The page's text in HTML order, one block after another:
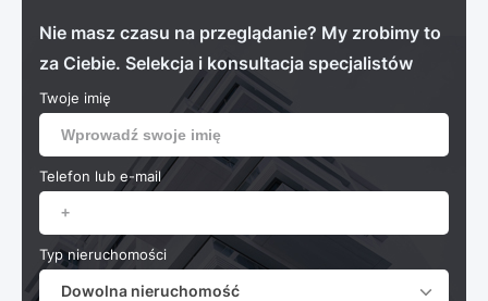
Nie masz czasu na przeglądanie? My zrobimy to
za Ciebie. Selekcja i konsultacja specjalistów
Twoje imię
Telefon lub e-mail
Typ nieruchomości
Dowolna nieruchomość